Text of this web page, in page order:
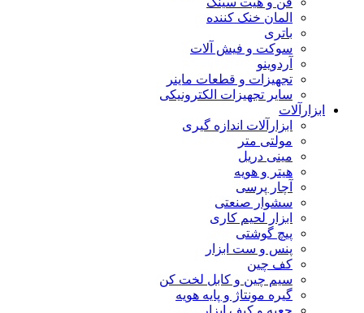
المان خنک کننده
باتری
سوکت و فیش آلات
آردوینو
تجهیزات و قطعات ماینر
سایر تجهیزات الکترونیکی
ابزارآلات
ابزارآلات اندازه گیری
مولتی متر
مینی دریل
هیتر و هویه
آچار پرسی
سشوار صنعتی
ابزار لحیم کاری
پیچ گوشتی
پنس و ست ابزار
کف چین
سیم چین و کابل لخت کن
گیره مونتاژ و پایه هویه
جعبه و کیف ابزار